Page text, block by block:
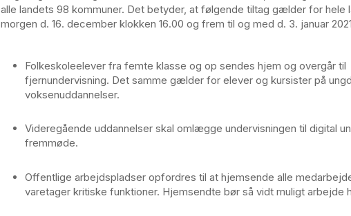
alle landets 98 kommuner. Det betyder, at følgende tiltag gælder for hele
morgen d. 16. december klokken 16.00 og frem til og med d. 3. januar
Folkeskoleelever fra femte klasse og op sendes hjem og overgår til
fjernundervisning. Det samme gælder for elever og kursister på
voksenuddannelser.
Videregående uddannelser skal omlægge undervisningen til digital
fremmøde.
Offentlige arbejdspladser opfordres til at hjemsende alle
varetager kritiske funktioner. Hjemsendte bør så vidt muligt arbejde